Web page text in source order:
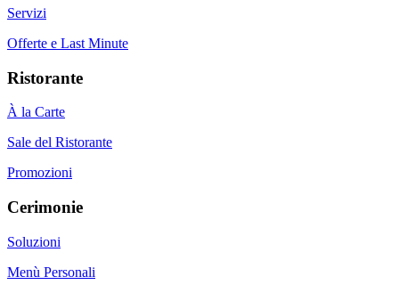
Servizi
Offerte e Last Minute
Ristorante
À la Carte
Sale del Ristorante
Promozioni
Cerimonie
Soluzioni
Menù Personali